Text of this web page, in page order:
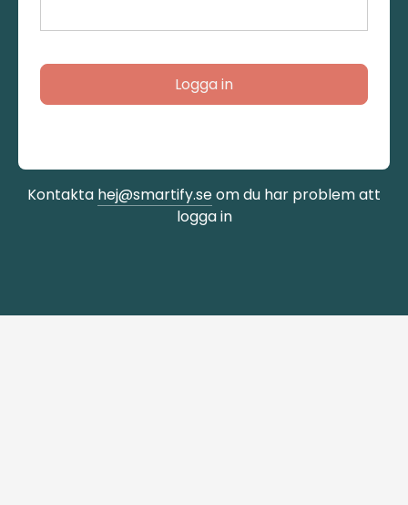
Kontakta hej@smartify.seom du har problem att
logga in